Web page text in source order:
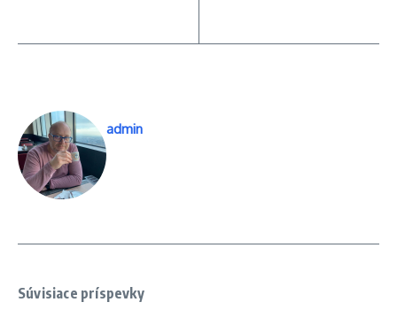
admin
Súvisiace príspevky